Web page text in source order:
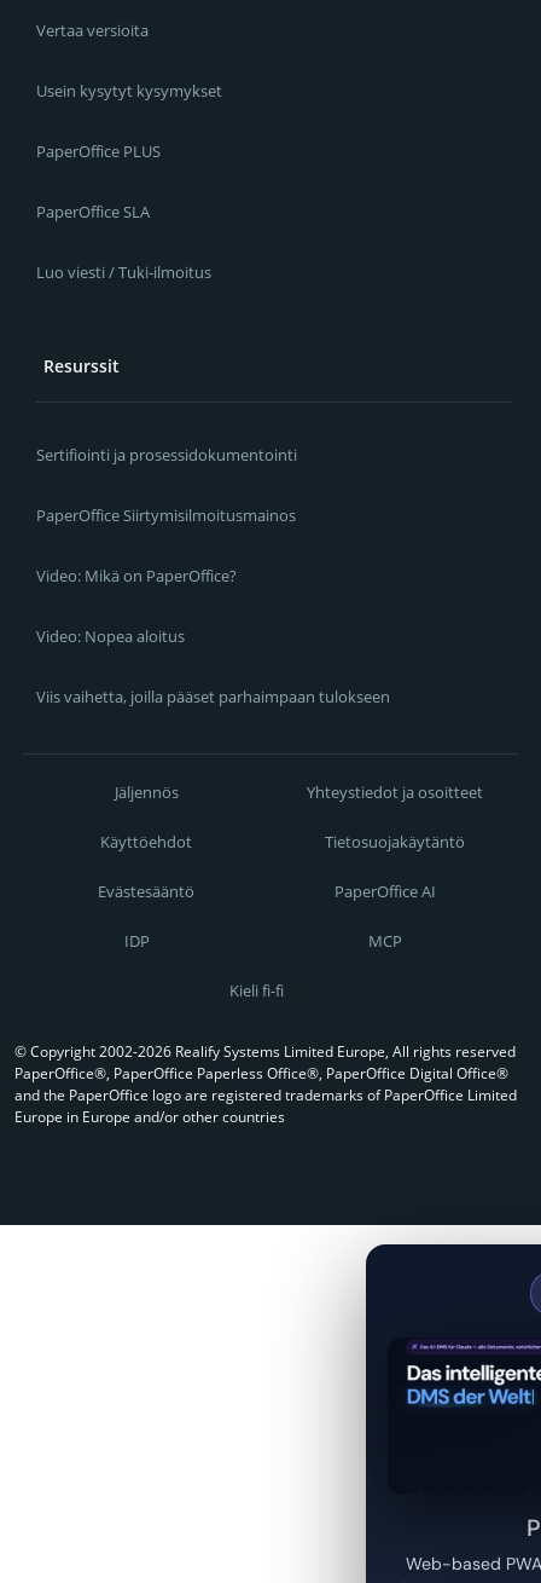
Vertaa versioita
Usein kysytyt kysymykset
PaperOffice PLUS
PaperOffice SLA
Luo viesti / Tuki-ilmoitus
Resurssit
Sertifiointi ja prosessidokumentointi
PaperOffice Siirtymisilmoitusmainos
Video: Mikä on PaperOffice?
Video: Nopea aloitus
Viis vaihetta, joilla pääset parhaimpaan tulokseen
Jäljennös Yhteystiedot ja osoitteet
Käyttöehdot Tietosuojakäytäntö
Evästesääntö PaperOffice AI
IDP MCP
Kieli fi-fi
© Copyright 2002-2026 Realify Systems Limited Europe, All rights reserved
PaperOffice®, PaperOffice Paperless Office®, PaperOffice Digital Office®
and the PaperOffice logo are registered trademarks of PaperOffice Limited
Europe in Europe and/or other countries
Web-based